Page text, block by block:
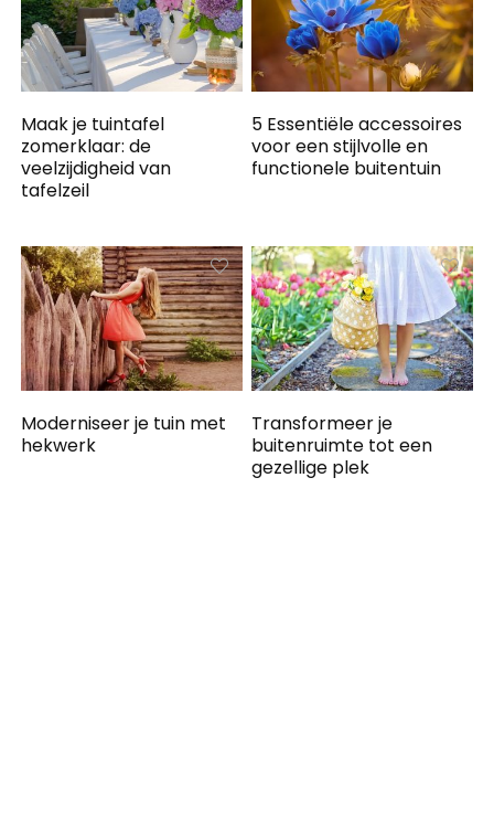
Maak je tuintafel
zomerklaar: de
veelzijdigheid van
tafelzeil
5 Essentiële accessoires
voor een stijlvolle en
functionele buitentuin
Moderniseer je tuin met
hekwerk
Transformeer je
buitenruimte tot een
gezellige plek